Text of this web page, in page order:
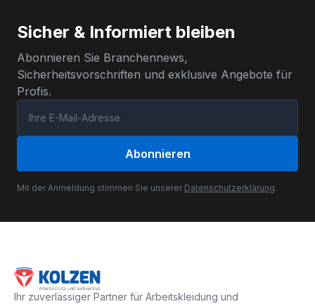
Sicher & Informiert bleiben
Abonnieren Sie Branchennews,
Sicherheitsvorschriften und exklusive Angebote für
Profis.
Abonnieren
Mit der Anmeldung stimmen Sie unserer Datenschutzerklärung.
Ihr zuverlässiger Partner für Arbeitskleidung und